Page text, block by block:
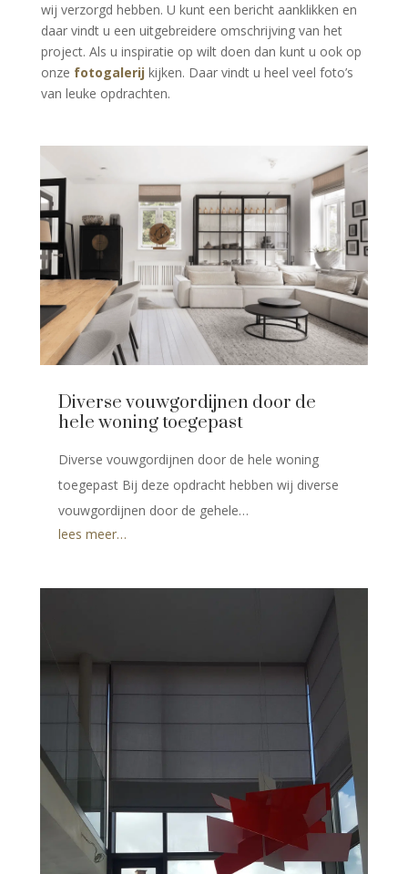
wij verzorgd hebben. U kunt een bericht aanklikken en
daar vindt u een uitgebreidere omschrijving van het
project. Als u inspiratie op wilt doen dan kunt u ook op
onze fotogalerij kijken. Daar vindt u heel veel foto’s
van leuke opdrachten.
Diverse vouwgordijnen door de
hele woning toegepast
Diverse vouwgordijnen door de hele woning
toegepast Bij deze opdracht hebben wij diverse
vouwgordijnen door de gehele…
lees meer…